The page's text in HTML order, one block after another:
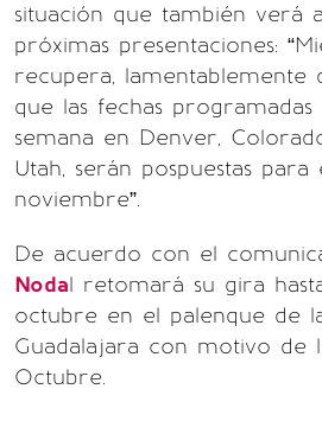
situación que también verá
próximas presentaciones:
recupera, lamentablemente
que las fechas
semana en Denver,
Utah, serán pospuestas
noviembre”.
De acuerdo con el
Nodal retomará su gira
octubre en el palenque de
Guadalajara con motivo de
Octubre.